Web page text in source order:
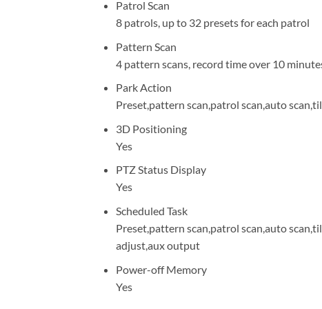
Patrol Scan
8 patrols, up to 32 presets for each patrol
Pattern Scan
4 pattern scans, record time over 10
Park Action
Preset,pattern scan,patrol scan,auto
3D Positioning
Yes
PTZ Status Display
Yes
Scheduled Task
Preset,pattern scan,patrol scan,auto
adjust,aux output
Power-off Memory
Yes